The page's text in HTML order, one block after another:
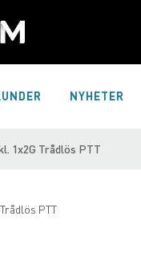
NYHETER
1x2G Trådlös PTT